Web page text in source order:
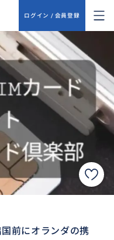
ログイン / 会員登録
前にオランダの携